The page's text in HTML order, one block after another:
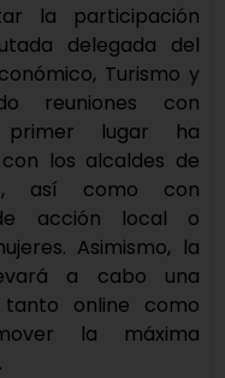
la participación
delegada del
Turismo y
reuniones con
primer lugar ha
los alcaldes de
así como con
de acción local o
Asimismo, la
a cabo una
tanto online como
la máxima